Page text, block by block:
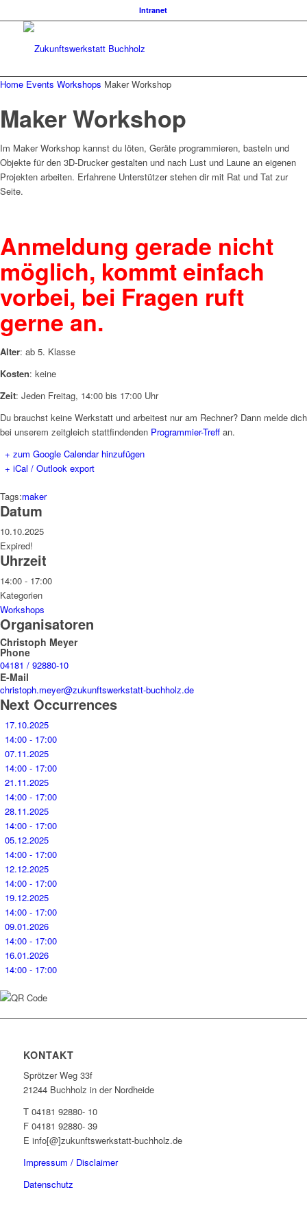
Intranet
Home Events Workshops Maker Workshop
Maker Workshop
Im Maker Workshop kannst du löten, Geräte programmieren, basteln und
Objekte für den 3D-Drucker gestalten und nach Lust und Laune an eigenen
Projekten arbeiten. Erfahrene Unterstützer stehen dir mit Rat und Tat zur
Seite.
Anmeldung gerade nicht
möglich, kommt einfach
vorbei, bei Fragen ruft
gerne an.
Alter: ab 5. Klasse
Kosten: keine
Zeit: Jeden Freitag, 14:00 bis 17:00 Uhr
Du brauchst keine Werkstatt und arbeitest nur am Rechner? Dann melde dich
bei unserem zeitgleich stattfindenden Programmier-Treff an.
+ zum Google Calendar hinzufügen
+ iCal / Outlook export
Tags:maker
Datum
10.10.2025
Expired!
Uhrzeit
14:00 - 17:00
Kategorien
Workshops
Organisatoren
Christoph Meyer
Phone
04181 / 92880-10
E-Mail
christoph.meyer@zukunftswerkstatt-buchholz.de
Next Occurrences
17.10.2025
14:00 - 17:00
07.11.2025
14:00 - 17:00
21.11.2025
14:00 - 17:00
28.11.2025
14:00 - 17:00
05.12.2025
14:00 - 17:00
12.12.2025
14:00 - 17:00
19.12.2025
14:00 - 17:00
09.01.2026
14:00 - 17:00
16.01.2026
14:00 - 17:00
KONTAKT
Sprötzer Weg 33f
21244 Buchholz in der Nordheide
T 04181 92880- 10
F 04181 92880- 39
E info[@]zukunftswerkstatt-buchholz.de
Impressum / Disclaimer
Datenschutz